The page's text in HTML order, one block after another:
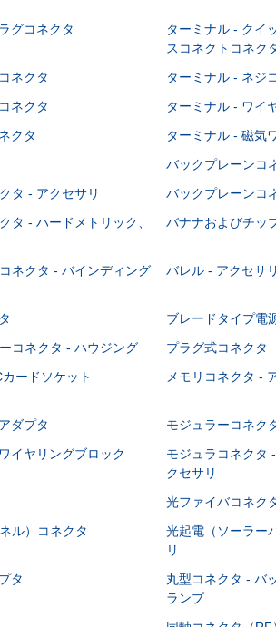
グコネクタ
ターミナル - クイ
スコネクトコネク
ネクタ ターミナル - ネジ
ネクタ
ターミナル - ワイ
クタ
ターミナル - 磁気
バックプレーンコ
タ - アクセサリ
バックプレーンコ
タ - ハードメトリック、
バナナおよびチッ
ネクタ - バインディング
バレル - アクセサリ
ブレードタイプ電
コネクタ - ハウジング
プラグ式コネクタ
ードソケット
メモリコネクタ -
ダプタ モジュラーコネク
イヤリングブロック
モジュラコネクタ
クセサリ
光ファイバコネク
ル）コネクタ
光起電（ソーラー
リ
タ
丸型コネクタ - バ
ランプ